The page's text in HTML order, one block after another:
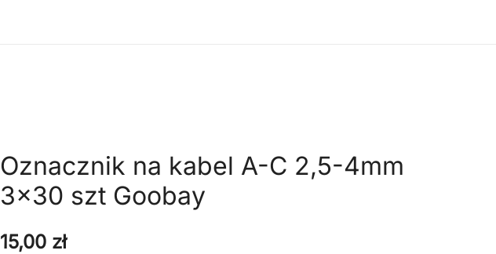
Oznacznik na kabel A-C 2,5-4mm
3×30 szt Goobay
15,00 zł